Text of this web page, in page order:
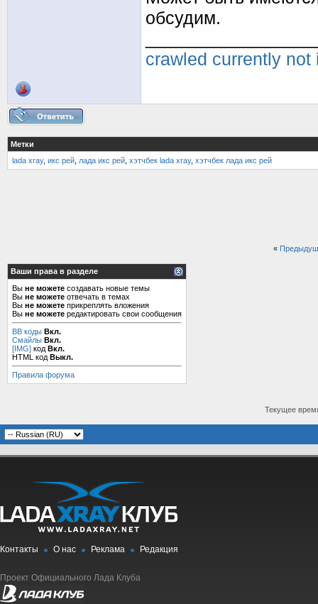
обсудим.
crawled currently not
Метки
lada xray, икс рей лада икс рей хэтчбек lada xray, хэтчбек лада икс рей
«
Ваши права в разделе
Вы не можете создавать новые темы
Вы не можете отвечать в темах
Вы не можете прикреплять вложения
Вы не можете редактировать свои сообщения
BB коды Вкл.
Смайлы Вкл.
[IMG] код Вкл.
HTML код Выкл.
Правила форума
Текущее
Контакты О нас Реклама Редакция
Проект Официального Лада Клуба